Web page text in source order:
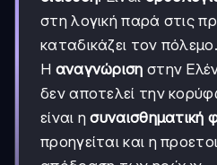
στη λογική παρά στις
καταδικάζει τον πόλεμο.
Η αναγνώριση στην
δεν αποτελεί την
είναι ησυναισθηματική
προηγείται και η